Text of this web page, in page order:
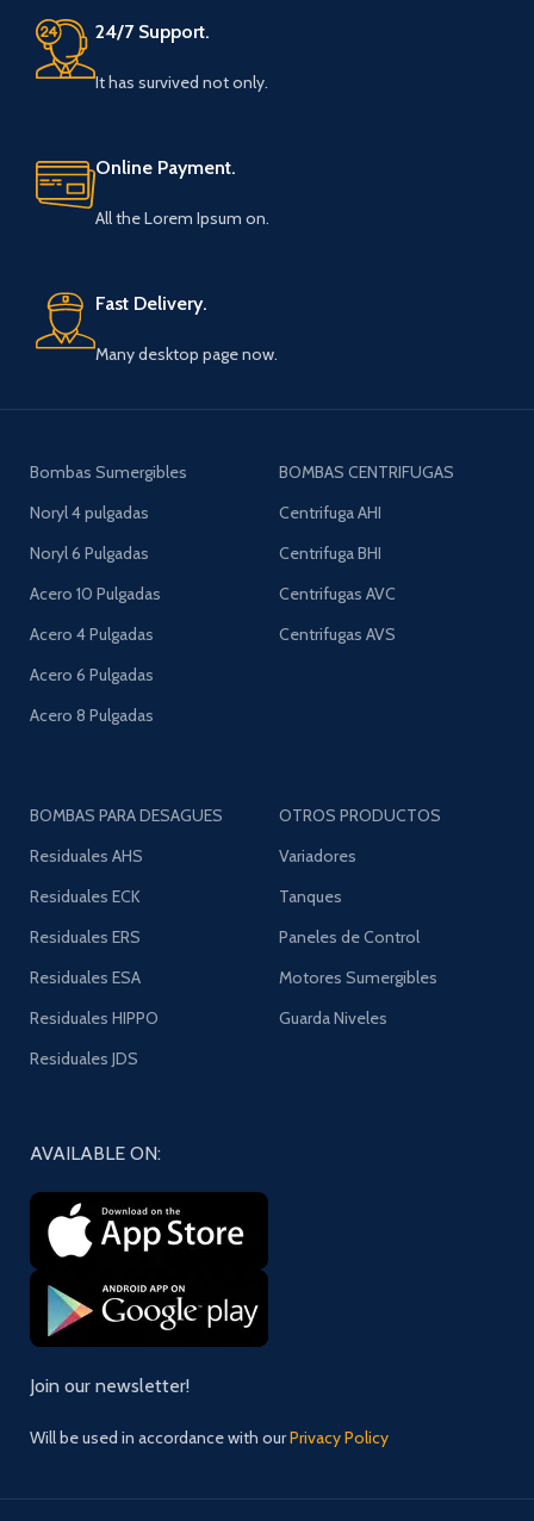
24/7 Support.
It has survived not only.
Online Payment.
All the Lorem Ipsum on.
Fast Delivery.
Many desktop page now.
Bombas Sumergibles
Noryl 4 pulgadas
Noryl 6 Pulgadas
Acero 10 Pulgadas
Acero 4 Pulgadas
Acero 6 Pulgadas
Acero 8 Pulgadas
BOMBAS CENTRIFUGAS
Centrifuga AHI
Centrifuga BHI
Centrifugas AVC
Centrifugas AVS
BOMBAS PARA DESAGUES
Residuales AHS
Residuales ECK
Residuales ERS
Residuales ESA
Residuales HIPPO
Residuales JDS
OTROS PRODUCTOS
Variadores
Tanques
Paneles de Control
Motores Sumergibles
Guarda Niveles
AVAILABLE ON:
Join our newsletter!
Will be used in accordance with ourPrivacy Policy